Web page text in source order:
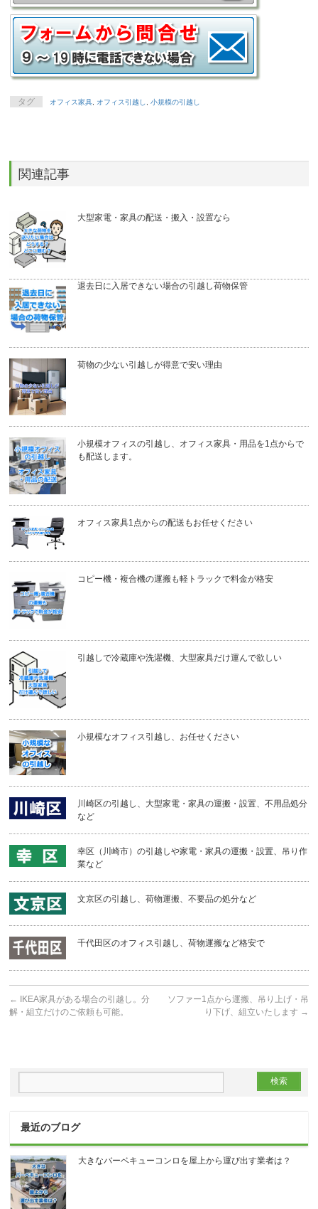
タグ オフィス家具, オフィス引越し,小規模の引越し
関連記事
大型家電・家具の配送・搬入・設置なら
退去日に入居できない場合の引越し荷物保管
荷物の少ない引越しが得意で安い理由
小規模オフィスの引越し、オフィス家具・用品を1点からで
も配送します。
オフィス家具1点からの配送もお任せください
コピー機・複合機の運搬も軽トラックで料金が格安
引越しで冷蔵庫や洗濯機、大型家具だけ運んで欲しい
小規模なオフィス引越し、お任せください
川崎区の引越し、大型家電・家具の運搬・設置、不用品処分
など
幸区（川崎市）の引越しや家電・家具の運搬・設置、吊り作
業など
文京区の引越し、荷物運搬、不要品の処分など
千代田区のオフィス引越し、荷物運搬など格安で
← IKEA家具がある場合の引越し。分
解・組立だけのご依頼も可能。
ソファー1点から運搬、吊り上げ・吊
り下げ、組立いたします →
最近のブログ
大きなバーベキューコンロを屋上から運び出す業者は？